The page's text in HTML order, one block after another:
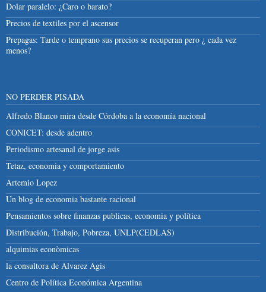
Dolar paralelo: ¿Caro o barato?
Precios de textiles por el ascensor
Prepagas: Tarde o temprano sus precios se recuperan pero ¿ cada vez
menos?
NO PERDER PISADA
Alfredo Blanco mira desde Córdoba a la economía nacional
CONICET: desde adentro
Periodismo artesanal de jorge asis
Tetaz, economia y comportamiento
Artemio Lopez
Un blog de economia bastante racional
Pensamientos sobre finanzas publicas, economia y política
Distribución, Trabajo, Pobreza, UNLP(CEDLAS)
alquimias econòmicas
la consultora de Alvarez Agis
Centro de Política Económica Argentina